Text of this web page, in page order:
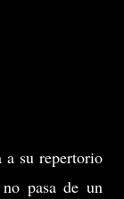
a su repertorio
pasa de un